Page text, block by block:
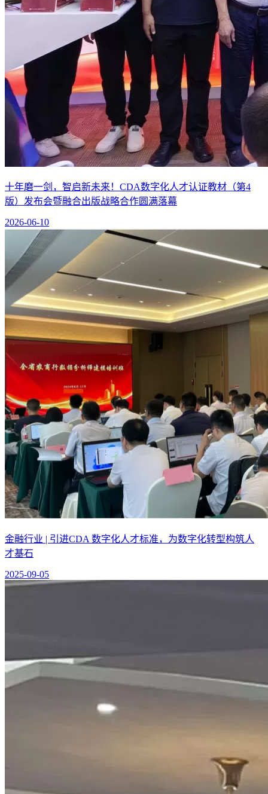
十年磨一剑，智启新未来！CDA数字化人才认证教材（第4
版）发布会暨融合出版战略合作圆满落幕
2026-06-10
金融行业 | 引进CDA 数字化人才标准，为数字化转型构筑人
才基石
2025-09-05